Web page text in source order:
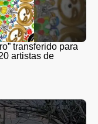
transferido para
artistas de